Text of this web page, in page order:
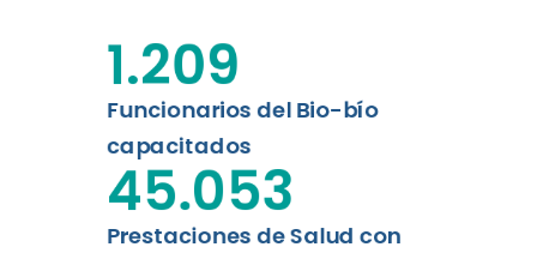
Funcionarios del Bio-bío
capacitados
1.209
Prestaciones de Salud con
45.053